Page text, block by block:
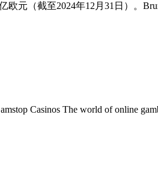
元（截至2024年12月31日）。
Casinos The world of online